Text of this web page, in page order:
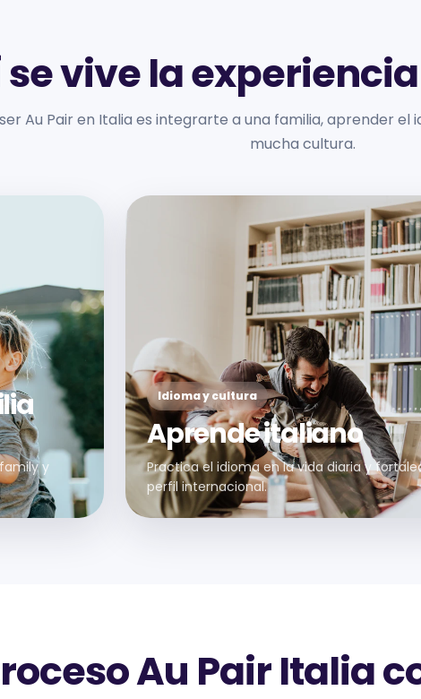
se vive la
Au Pair en Italia es integrarte a una familia, aprender
mucha cultura.
y
Idioma y cultura
Aprende italiano
Practica el idioma en la vida diaria y
perfil internacional.
Au Pair Italia